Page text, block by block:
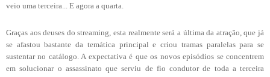
veio uma terceira... E agora a quarta.
Graças aos deuses do streaming, esta realmente será a última da atração, que já
se afastou bastante da temática principal e criou tramas paralelas para se
sustentar no catálogo. A expectativa é que os novos episódios se concentrem
em solucionar o assassinato que serviu de fio condutor de toda a terceira